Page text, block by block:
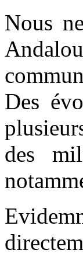
Nous
Des
des